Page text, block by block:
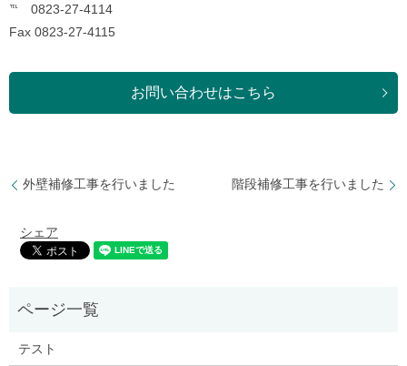
℡ 0823-27-4114
Fax 0823-27-4115
お問い合わせはこちら
外壁補修工事を行いました 階段補修工事を行いました
シェア
テスト